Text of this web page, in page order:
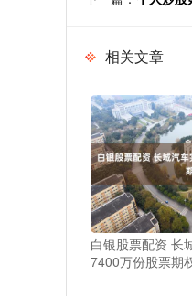
相关文章
白银股票配资 长
7400万份股票期